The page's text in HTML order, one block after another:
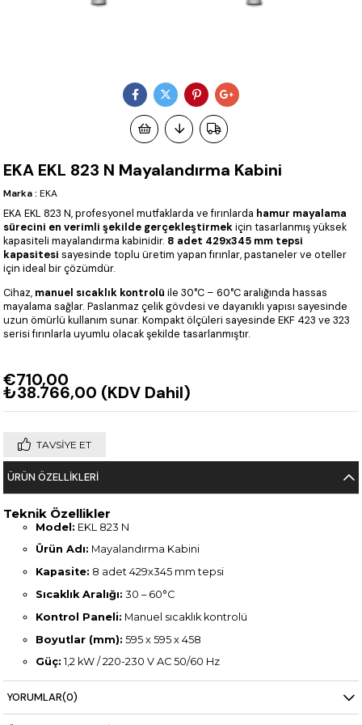
EKA EKL 823 N Mayalandırma Kabini
Marka : EKA
EKA EKL 823 N, profesyonel mutfaklarda ve fırınlarda hamur mayalama
sürecini en verimli şekilde gerçekleştirmekiçin tasarlanmış yüksek
kapasiteli mayalandırma kabinidir. 8 adet 429x345 mm tepsi
kapasitesi sayesinde toplu üretim yapan fırınlar, pastaneler ve oteller
için ideal bir çözümdür.
Cihaz, manuel sıcaklık kontrolü ile 30°C – 60°C aralığında hassas
mayalama sağlar. Paslanmaz çelik gövdesi ve dayanıklı yapısı sayesinde
uzun ömürlü kullanım sunar. Kompakt ölçüleri sayesinde EKF 423 ve 323
serisi fırınlarla uyumlu olacak şekilde tasarlanmıştır.
€710,00
₺38.766,00 (KDV Dahil)
TAVSIYE ET
ÜRÜN ÖZELLIKLERI
Teknik Özellikler
Model: EKL 823 N
Ürün Adı: Mayalandırma Kabini
Kapasite: 8 adet 429x345 mm tepsi
Sıcaklık Aralığı: 30 – 60°C
Kontrol Paneli: Manuel sıcaklık kontrolü
Boyutlar (mm): 595 x 595 x 458
Güç: 1,2 kW / 220-230 V AC 50/60 Hz
Ağırlık:25,8 kg
YORUMLAR(0)